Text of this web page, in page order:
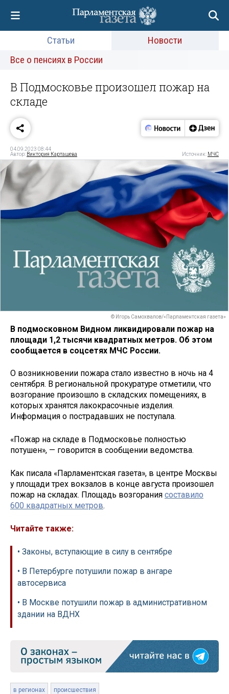
Статьи
Новости
Все о пенсиях в России
В Подмосковье произошел пожар на
складе
04.09.2023 08:44
Автор: Виктория Карташева Источник: МЧС
© Игорь Самохвалов/«Парламентская газета»
В подмосковном Видном ликвидировали пожар на
площади 1,2 тысячи квадратных метров. Об этом
сообщается в соцсетях МЧС России.
О возникновении пожара стало известно в ночь на 4
сентября. В региональной прокуратуре отметили, что
возгорание произошло в складских помещениях, в
которых хранятся лакокрасочные изделия.
Информация о пострадавших не поступала.
«Пожар на складе в Подмосковье полностью
потушен», — говорится в сообщении ведомства.
Как писала «Парламентская газета», в центре Москвы
у площади трех вокзалов в конце августа произошел
пожар на складах. Площадь возгорания составило
600 квадратных метров.
Читайте также:
• Законы, вступающие в силу в сентябре
• В Петербурге потушили пожар в ангаре
автосервиса
• В Москве потушили пожар в административном
здании на ВДНХ
в регионах происшествия